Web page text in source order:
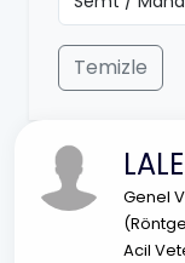
Temizle
Genel
Acil